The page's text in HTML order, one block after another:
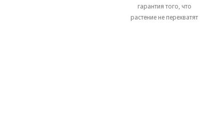
гарантия того, что
растение не перехватят